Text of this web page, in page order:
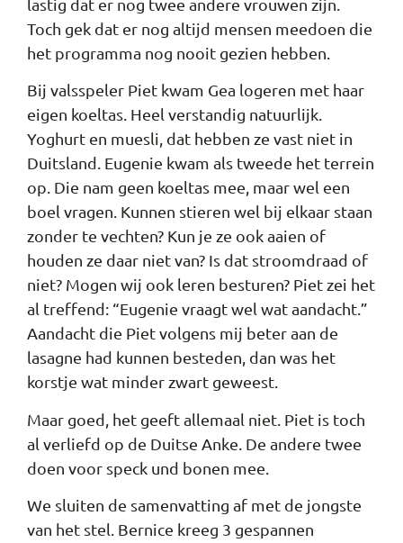
lastig dat er nog twee andere vrouwen zijn.
Toch gek dat er nog altijd mensen meedoen die
het programma nog nooit gezien hebben.
Bij valsspeler Piet kwam Gea logeren met haar
eigen koeltas. Heel verstandig natuurlijk.
Yoghurt en muesli, dat hebben ze vast niet in
Duitsland. Eugenie kwam als tweede het terrein
op. Die nam geen koeltas mee, maar wel een
boel vragen. Kunnen stieren wel bij elkaar staan
zonder te vechten? Kun je ze ook aaien of
houden ze daar niet van? Is dat stroomdraad of
niet? Mogen wij ook leren besturen? Piet zei het
al treffend: “Eugenie vraagt wel wat aandacht.”
Aandacht die Piet volgens mij beter aan de
lasagne had kunnen besteden, dan was het
korstje wat minder zwart geweest.
Maar goed, het geeft allemaal niet. Piet is toch
al verliefd op de Duitse Anke. De andere twee
doen voor speck und bonen mee.
We sluiten de samenvatting af met de jongste
van het stel. Bernice kreeg 3 gespannen